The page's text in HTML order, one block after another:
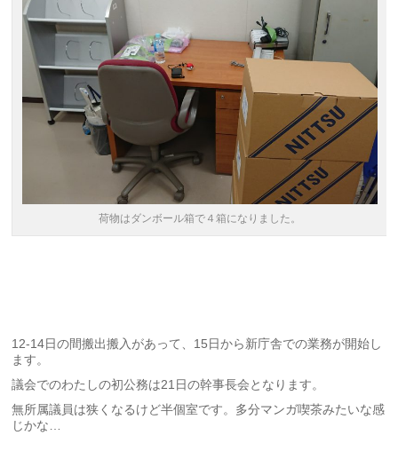
荷物はダンボール箱で４箱になりました。
12-14日の間搬出搬入があって、15日から新庁舎での業務が開始し
ます。
議会でのわたしの初公務は21日の幹事長会となります。
無所属議員は狭くなるけど半個室です。多分マンガ喫茶みたいな感
じかな…